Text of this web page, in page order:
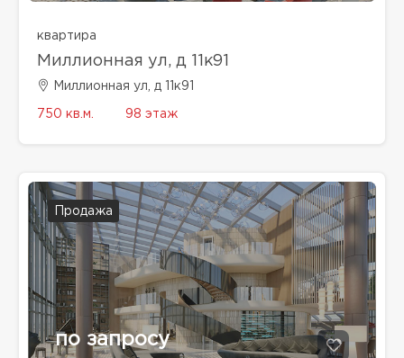
квартира
Миллионная ул, д 11к91
Миллионная ул, д 11к91
750 кв.м. 98 этаж
Продажа
по запросу